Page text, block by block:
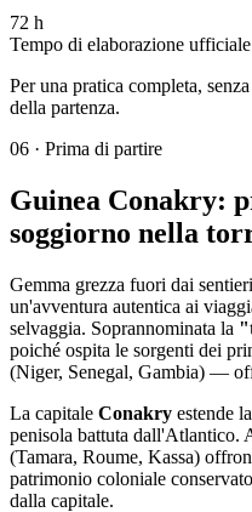
72 h
Tempo di elaborazione ufficiale
Per una pratica completa,
della partenza.
06 · Prima di partire
Guinea Conakry:
soggiorno nella
Gemma grezza fuori dai
un'avventura autentica ai
selvaggia. Soprannominata la
poiché ospita le sorgenti dei
(Niger, Senegal, Gambia) —
La capitale Conakry estende
penisola battuta dall'Atlantico.
(Tamara, Roume, Kassa)
patrimonio coloniale
dalla capitale.